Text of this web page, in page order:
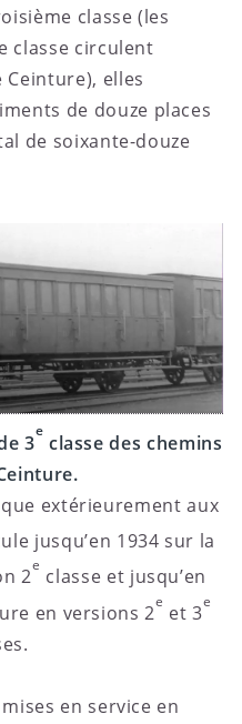
classe (les
classe circulent
elles
de douze places
de soixante-douze
3
e
classe des chemins
extérieurement aux
jusqu’en 1934 sur la
2
e
classe et jusqu’en
en versions 2
e
et 3
e
en service en